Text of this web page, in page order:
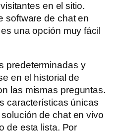
en el sitio.
software de chat en
una opción muy fácil
predeterminadas y
en el historial de
las mismas preguntas.
características únicas
de chat en vivo
de esta lista. Por